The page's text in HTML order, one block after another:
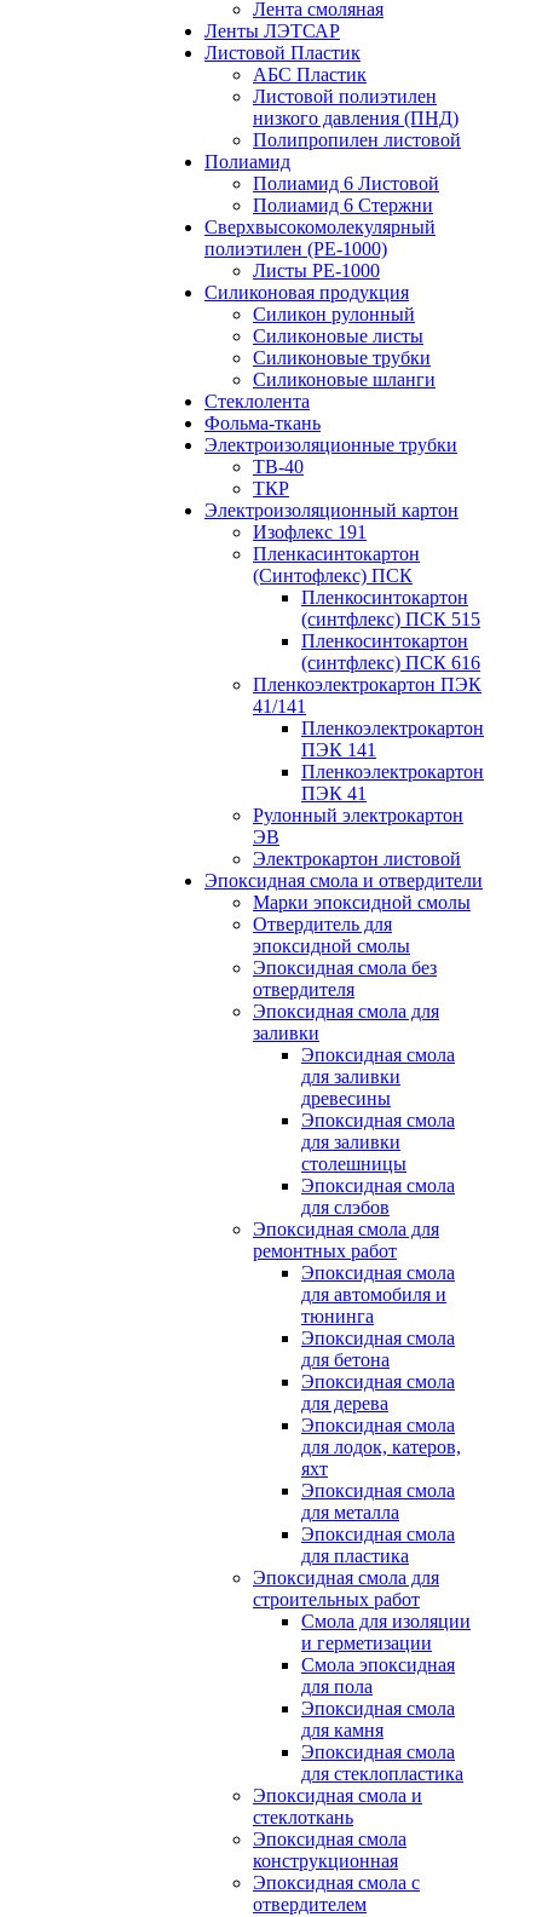
Лента смоляная
Ленты ЛЭТСАР
Листовой Пластик
АБС Пластик
Листовой полиэтилен
низкого давления (ПНД)
Полипропилен листовой
Полиамид
Полиамид 6 Листовой
Полиамид 6 Стержни
Сверхвысокомолекулярный
полиэтилен (PE-1000)
Листы РЕ-1000
Силиконовая продукция
Силикон рулонный
Силиконовые листы
Силиконовые трубки
Силиконовые шланги
Стеклолента
Фольма-ткань
Электроизоляционные трубки
ТВ-40
ТКР
Электроизоляционный картон
Изофлекс 191
Пленкасинтокартон
(Синтофлекс) ПСК
Пленкосинтокартон
(синтфлекс) ПСК 515
Пленкосинтокартон
(синтфлекс) ПСК 616
Пленкоэлектрокартон ПЭК
41/141
Пленкоэлектрокартон
ПЭК 141
Пленкоэлектрокартон
ПЭК 41
Рулонный электрокартон
ЭВ
Электрокартон листовой
Эпоксидная смола и отвердители
Марки эпоксидной смолы
Отвердитель для
эпоксидной смолы
Эпоксидная смола без
отвердителя
Эпоксидная смола для
заливки
Эпоксидная смола
для заливки
древесины
Эпоксидная смола
для заливки
столешницы
Эпоксидная смола
для слэбов
Эпоксидная смола для
ремонтных работ
Эпоксидная смола
для автомобиля и
тюнинга
Эпоксидная смола
для бетона
Эпоксидная смола
для дерева
Эпоксидная смола
для лодок, катеров,
яхт
Эпоксидная смола
для металла
Эпоксидная смола
для пластика
Эпоксидная смола для
строительных работ
Смола для изоляции
и герметизации
Смола эпоксидная
для пола
Эпоксидная смола
для камня
Эпоксидная смола
для стеклопластика
Эпоксидная смола и
стеклоткань
Эпоксидная смола
конструкционная
Эпоксидная смола с
отвердителем